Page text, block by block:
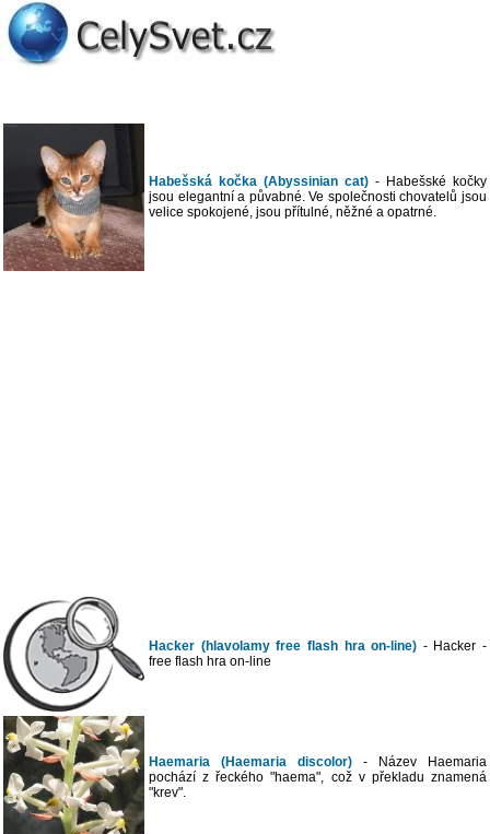
Habešská kočka (Abyssinian cat) - Habešské kočky
jsou elegantní a půvabné. Ve společnosti chovatelů jsou
velice spokojené, jsou přítulné, něžné a opatrné.
Hacker (hlavolamy free flash hra on-line) - Hacker -
free flash hra on-line
Haemaria (Haemaria discolor) - Název Haemaria
pochází z řeckého "haema", což v překladu znamená
"krev".